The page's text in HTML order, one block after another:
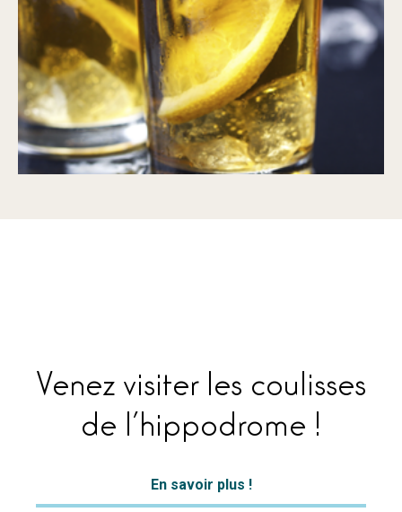
Venez visiter les coulisses
de l’hippodrome !
En savoir plus !